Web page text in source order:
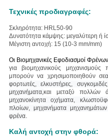
Τεχνικές προδιαγραφές:
Σκληρότητα: HRL50-90
Δυνατότητα κάμψης: μεγαλύτερη ή
Μέγιστη αντοχή: 15 (10-3 mm/mm)
Οι Βιομηχανικές Εφοδιασμοί Φρένων
για βιομηχανικούς
μπορούν να χρησιμοποιηθούν σε
φορτωτές, ελκυστήρες,
μηχανήματα,και μεταξύ πολλών
μηχανοκίνητα οχήματα,
πλοίων, μηχανήματα
φρένα.
Καλή αντοχή στην φθορά: